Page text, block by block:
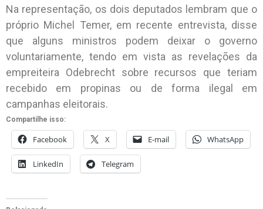
Na representação, os dois deputados lembram que o
próprio Michel Temer, em recente entrevista, disse
que alguns ministros podem deixar o governo
voluntariamente, tendo em vista as revelações da
empreiteira Odebrecht sobre recursos que teriam
recebido em propinas ou de forma ilegal em
campanhas eleitorais.
Compartilhe isso:
Facebook X E-mail WhatsApp
LinkedIn Telegram